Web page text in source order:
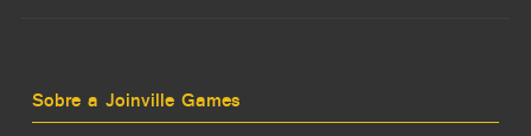
Sobre a Joinville Games